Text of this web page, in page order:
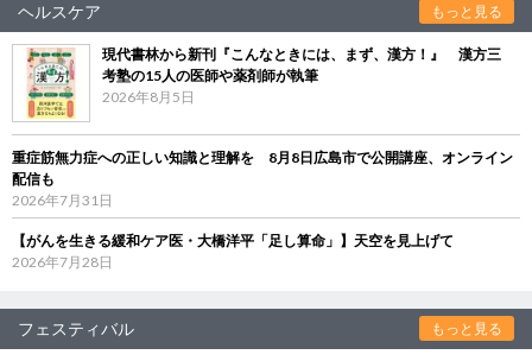
ヘルスケア もっと見る
現代書林から新刊『こんなときには、まず、漢方！』 漢方三
考塾の15人の医師や薬剤師が執筆
2026年8月5日
重症筋無力症への正しい知識と理解を 8月8日広島市で公開講座、オンライン
配信も
2026年7月31日
【がんを生きる緩和ケア医・大橋洋平「足し算命」】天空を見上げて
2026年7月28日
フェスティバル もっと見る